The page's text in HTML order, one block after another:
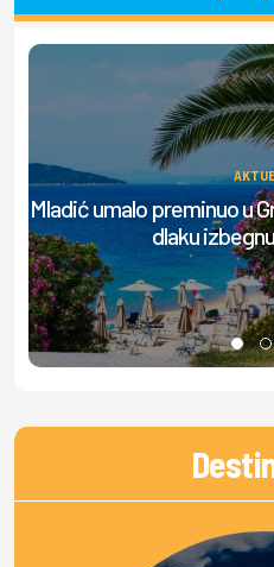
Mladić umalo preminuo u
dlaku